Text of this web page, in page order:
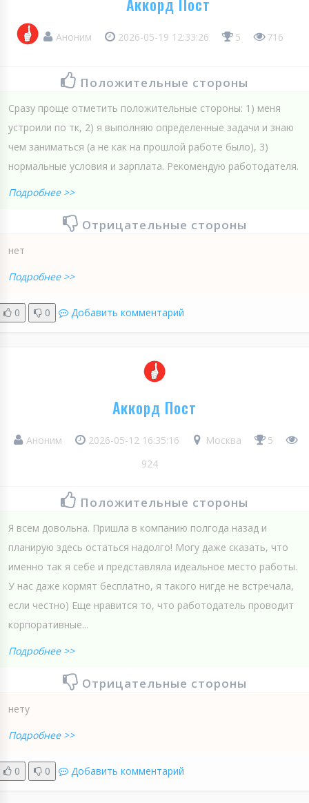
Аноним 2026-05-19 12:33:26 5 716
Положительные стороны
Сразу проще отметить положительные стороны: 1) меня
устроили по тк, 2) я выполняю определенные задачи и знаю
чем заниматься (а не как на прошлой работе было), 3)
нормальные условия и зарплата. Рекомендую работодателя.
Подробнее >>
Отрицательные стороны
нет
Подробнее >>
0 0 Добавить комментарий
Аккорд Пост
Аноним 2026-05-12 16:35:16 Москва
5
924
Положительные стороны
Я всем довольна. Пришла в компанию полгода назад и
планирую здесь остаться надолго! Могу даже сказать, что
именно так я себе и представляла идеальное место работы.
У нас даже кормят бесплатно, я такого нигде не встречала,
если честно) Еще нравится то, что работодатель проводит
корпоративные...
Подробнее >>
Отрицательные стороны
нету
Подробнее >>
0 0 Добавить комментарий